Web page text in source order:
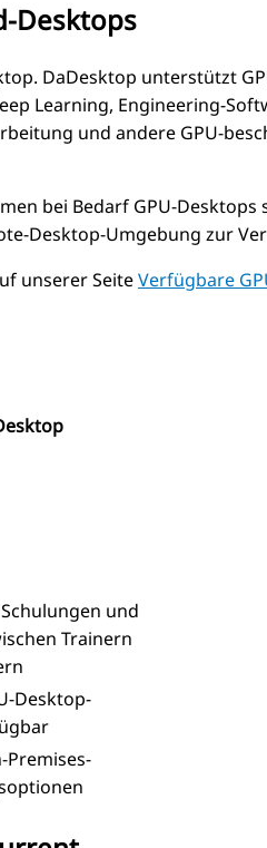
Desktops
DaDesktop unterstützt
Learning, Engineering-
und andere GPU-
bei Bedarf GPU-Desktops
Desktop-Umgebung zur
unserer SeiteVerfügbare
und
Trainern
Desktop-
Premises-